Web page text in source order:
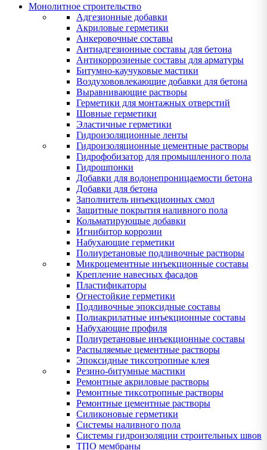
Монолитное строительство
Адгезионные добавки
Акриловые герметики
Анкеровочные составы
Антиадгезионные составы для бетона
Антикоррозиеные составы для арматуры
Битумно-каучуковые мастики
Воздухововлекающие добавки для бетона
Выравнивающие растворы
Герметики для монтажных отверстий
Шовные герметики
Эластичные герметики
Гидроизоляционные ленты
Гидроизоляционные цементные растворы
Гидрофобизатор для промышленного пола
Гидрошпонки
Добавки для водонепроницаемости бетона
Добавки для бетона
Заполнитель инъекционных смол
Защитные покрытия наливного пола
Кольматирующые добавки
Игнибитор коррозии
Набухающие герметики
Полиуретановые подливочные растворы
Микроцементные инъекционные составы
Крепление навесных фасадов
Пластификаторы
Огнестойкие герметики
Подливочные эпоксидные составы
Полиакрилатные инъекционные составы
Набухающие профиля
Полиуретановые инъекционные составы
Распыляемые цементные растворы
Эпоксидные тиксотропные клея
Резино-битумные мастики
Ремонтные акриловые растворы
Ремонтные тиксотропные растворы
Ремонтные цементные растворы
Силиконовые герметики
Системы наливного пола
Системы гидроизоляции строительных швов
ТПО мембраны